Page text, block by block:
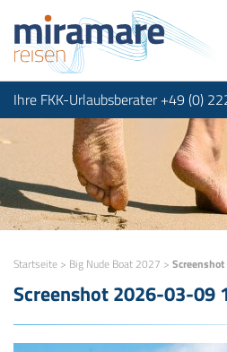
Ihre FKK-Urlaubsberater +49 (0)
Startseite > Big Nude Boat 2027 >
Screenshot 2026-03-09